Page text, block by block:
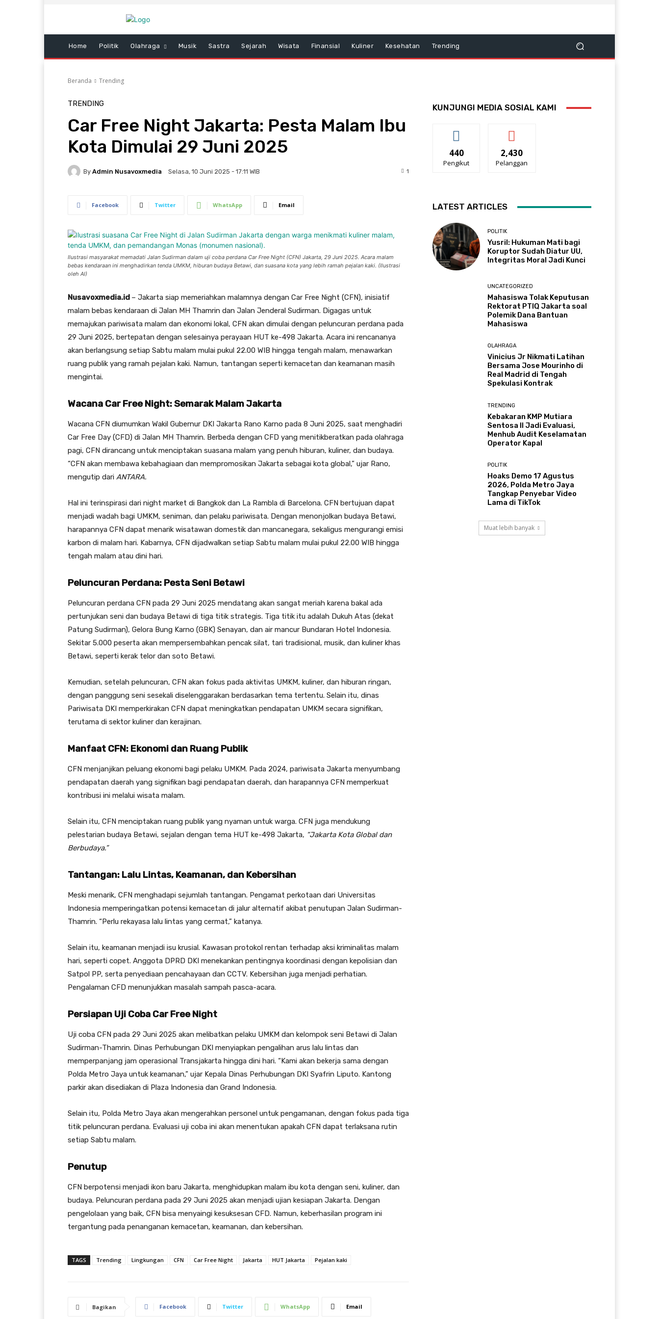
Home Politik Olahraga Musik Sastra Sejarah Wisata Finansial Kuliner Kesehatan Trending
Beranda Trending
TRENDING
Car Free Night Jakarta: Pesta Malam Ibu
Kota Dimulai 29 Juni 2025
By Admin Nusavoxmedia Selasa, 10 Juni 2025 - 17:11 WIB 1
Facebook Twitter WhatsApp Email
Ilustrasi masyarakat memadati Jalan Sudirman dalam uji coba perdana Car Free Night (CFN) Jakarta, 29 Juni 2025. Acara malam
bebas kendaraan ini menghadirkan tenda UMKM, hiburan budaya Betawi, dan suasana kota yang lebih ramah pejalan kaki. (Ilustrasi
oleh AI)
Nusavoxmedia.id – Jakarta siap memeriahkan malamnya dengan Car Free Night (CFN), inisiatif
malam bebas kendaraan di Jalan MH Thamrin dan Jalan Jenderal Sudirman. Digagas untuk
memajukan pariwisata malam dan ekonomi lokal, CFN akan dimulai dengan peluncuran perdana pada
29 Juni 2025, bertepatan dengan selesainya perayaan HUT ke-498 Jakarta. Acara ini rencananya
akan berlangsung setiap Sabtu malam mulai pukul 22.00 WIB hingga tengah malam, menawarkan
ruang publik yang ramah pejalan kaki. Namun, tantangan seperti kemacetan dan keamanan masih
mengintai.
Wacana Car Free Night: Semarak Malam Jakarta
Wacana CFN diumumkan Wakil Gubernur DKI Jakarta Rano Karno pada 8 Juni 2025, saat menghadiri
Car Free Day (CFD) di Jalan MH Thamrin. Berbeda dengan CFD yang menitikberatkan pada olahraga
pagi, CFN dirancang untuk menciptakan suasana malam yang penuh hiburan, kuliner, dan budaya.
“CFN akan membawa kebahagiaan dan mempromosikan Jakarta sebagai kota global,” ujar Rano,
mengutip dari ANTARA.
Hal ini terinspirasi dari night market di Bangkok dan La Rambla di Barcelona. CFN bertujuan dapat
menjadi wadah bagi UMKM, seniman, dan pelaku pariwisata. Dengan menonjolkan budaya Betawi,
harapannya CFN dapat menarik wisatawan domestik dan mancanegara, sekaligus mengurangi emisi
karbon di malam hari. Kabarnya, CFN dijadwalkan setiap Sabtu malam mulai pukul 22.00 WIB hingga
tengah malam atau dini hari.
Peluncuran Perdana: Pesta Seni Betawi
Peluncuran perdana CFN pada 29 Juni 2025 mendatang akan sangat meriah karena bakal ada
pertunjukan seni dan budaya Betawi di tiga titik strategis. Tiga titik itu adalah Dukuh Atas (dekat
Patung Sudirman), Gelora Bung Karno (GBK) Senayan, dan air mancur Bundaran Hotel Indonesia.
Sekitar 5.000 peserta akan mempersembahkan pencak silat, tari tradisional, musik, dan kuliner khas
Betawi, seperti kerak telor dan soto Betawi.
Kemudian, setelah peluncuran, CFN akan fokus pada aktivitas UMKM, kuliner, dan hiburan ringan,
dengan panggung seni sesekali diselenggarakan berdasarkan tema tertentu. Selain itu, dinas
Pariwisata DKI memperkirakan CFN dapat meningkatkan pendapatan UMKM secara signifikan,
terutama di sektor kuliner dan kerajinan.
Manfaat CFN: Ekonomi dan Ruang Publik
CFN menjanjikan peluang ekonomi bagi pelaku UMKM. Pada 2024, pariwisata Jakarta menyumbang
pendapatan daerah yang signifikan bagi pendapatan daerah, dan harapannya CFN memperkuat
kontribusi ini melalui wisata malam.
Selain itu, CFN menciptakan ruang publik yang nyaman untuk warga. CFN juga mendukung
pelestarian budaya Betawi, sejalan dengan tema HUT ke-498 Jakarta, “Jakarta Kota Global dan
Berbudaya.”
Tantangan: Lalu Lintas, Keamanan, dan Kebersihan
Meski menarik, CFN menghadapi sejumlah tantangan. Pengamat perkotaan dari Universitas
Indonesia memperingatkan potensi kemacetan di jalur alternatif akibat penutupan Jalan Sudirman-
Thamrin. “Perlu rekayasa lalu lintas yang cermat,” katanya.
Selain itu, keamanan menjadi isu krusial. Kawasan protokol rentan terhadap aksi kriminalitas malam
hari, seperti copet. Anggota DPRD DKI menekankan pentingnya koordinasi dengan kepolisian dan
Satpol PP, serta penyediaan pencahayaan dan CCTV. Kebersihan juga menjadi perhatian.
Pengalaman CFD menunjukkan masalah sampah pasca-acara.
Persiapan Uji Coba Car Free Night
Uji coba CFN pada 29 Juni 2025 akan melibatkan pelaku UMKM dan kelompok seni Betawi di Jalan
Sudirman-Thamrin. Dinas Perhubungan DKI menyiapkan pengalihan arus lalu lintas dan
memperpanjang jam operasional Transjakarta hingga dini hari. “Kami akan bekerja sama dengan
Polda Metro Jaya untuk keamanan,” ujar Kepala Dinas Perhubungan DKI Syafrin Liputo. Kantong
parkir akan disediakan di Plaza Indonesia dan Grand Indonesia.
Selain itu, Polda Metro Jaya akan mengerahkan personel untuk pengamanan, dengan fokus pada tiga
titik peluncuran perdana. Evaluasi uji coba ini akan menentukan apakah CFN dapat terlaksana rutin
setiap Sabtu malam.
Penutup
CFN berpotensi menjadi ikon baru Jakarta, menghidupkan malam ibu kota dengan seni, kuliner, dan
budaya. Peluncuran perdana pada 29 Juni 2025 akan menjadi ujian kesiapan Jakarta. Dengan
pengelolaan yang baik, CFN bisa menyaingi kesuksesan CFD. Namun, keberhasilan program ini
tergantung pada penanganan kemacetan, keamanan, dan kebersihan.
TAGS Trending Lingkungan CFN Car Free Night Jakarta HUT Jakarta Pejalan kaki
Bagikan Facebook Twitter WhatsApp Email
KUNJUNGI MEDIA SOSIAL KAMI
440
Pengikut
2,430
Pelanggan
LATEST ARTICLES
POLITIK
Yusril: Hukuman Mati bagi
Koruptor Sudah Diatur UU,
Integritas Moral Jadi Kunci
UNCATEGORIZED
Mahasiswa Tolak Keputusan
Rektorat PTIQ Jakarta soal
Polemik Dana Bantuan
Mahasiswa
OLAHRAGA
Vinicius Jr Nikmati Latihan
Bersama Jose Mourinho di
Real Madrid di Tengah
Spekulasi Kontrak
TRENDING
Kebakaran KMP Mutiara
Sentosa II Jadi Evaluasi,
Menhub Audit Keselamatan
Operator Kapal
POLITIK
Hoaks Demo 17 Agustus
2026, Polda Metro Jaya
Tangkap Penyebar Video
Lama di TikTok
Muat lebih banyak